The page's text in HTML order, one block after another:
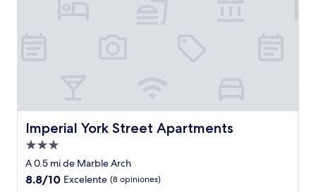
Imperial York Street Apartments
Imperial York Street Apartments
Propiedad
de
3.0
A 0.5 mi de Marble Arch
8.8
8.8/10 Excelente (8 opiniones)